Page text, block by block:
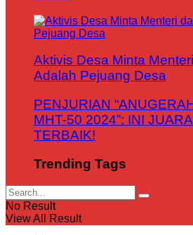
Aktivis Desa Minta
Adalah Pejuang Desa
PENJURIAN
MHT-50 2024”: INI
TERBAIK!
Trending Tags
No Result
View All Result